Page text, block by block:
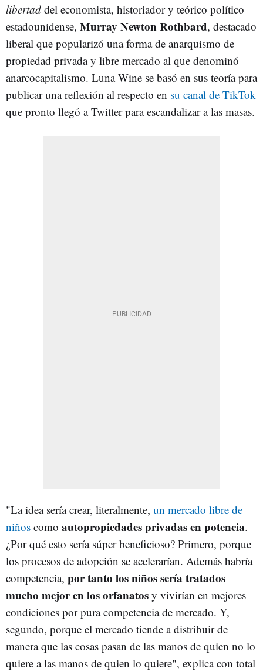
libertad del economista, historiador y teórico político
estadounidense, Murray Newton Rothbard, destacado
liberal que popularizó una forma de anarquismo de
propiedad privada y libre mercado al que denominó
anarcocapitalismo. Luna Wine se basó en sus teoría para
publicar una reflexión al respecto en su canal de TikTok
que pronto llegó a Twitter para escandalizar a las masas.
"La idea sería crear, literalmente, un mercado libre de
niños como autopropiedades privadas en potencia.
¿Por qué esto sería súper beneficioso? Primero, porque
los procesos de adopción se acelerarían. Además habría
competencia, por tanto los niños sería tratados
mucho mejor en los orfanatos y vivirían en mejores
condiciones por pura competencia de mercado. Y,
segundo, porque el mercado tiende a distribuir de
manera que las cosas pasan de las manos de quien no lo
quiere a las manos de quien lo quiere", explica con total